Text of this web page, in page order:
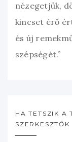
nézegetjük,
kincset érő
és új
szépségét.”
HA TETSZIK A